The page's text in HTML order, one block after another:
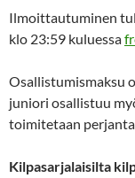
Ilmoittautuminen
klo 23:59 kuluessa
Osallistumismaksu
juniori osallistuu
toimitetaan
Kilpasarjalaisilta